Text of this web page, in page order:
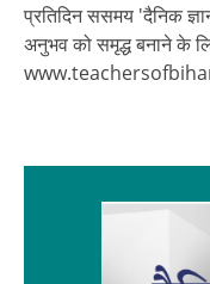
प्रतिदिन ससमय 'दैनिक
अनुभव को समृद्ध बनाने के